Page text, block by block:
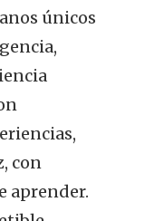
únicos
con
aprender.